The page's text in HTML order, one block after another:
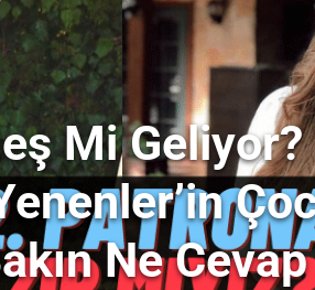
Mi
Ne